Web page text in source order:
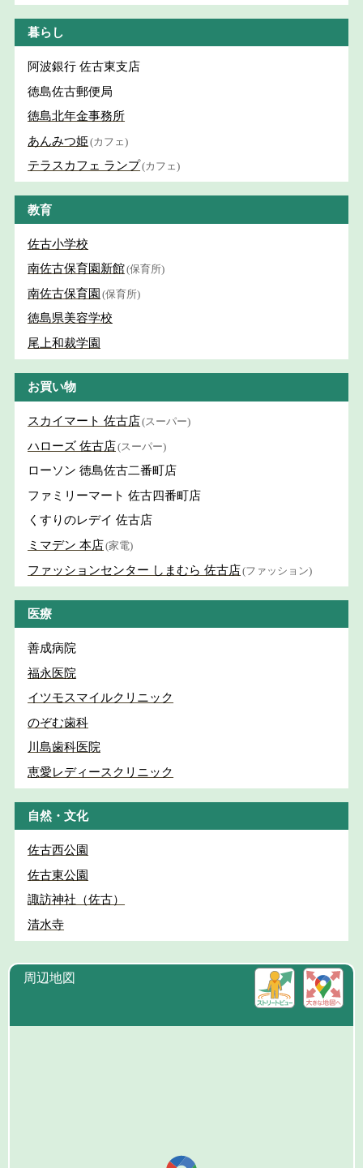
暮らし
阿波銀行 佐古東支店
徳島佐古郵便局
徳島北年金事務所
あんみつ姫 (カフェ)
テラスカフェ ランプ(カフェ)
教育
佐古小学校
南佐古保育園新館(保育所)
南佐古保育園 (保育所)
徳島県美容学校
尾上和裁学園
お買い物
スカイマート 佐古店(スーパー)
ハローズ 佐古店(スーパー)
ローソン 徳島佐古二番町店
ファミリーマート 佐古四番町店
くすりのレデイ 佐古店
ミマデン 本店(家電)
ファッションセンター しまむら 佐古店(ファッション)
医療
善成病院
福永医院
イツモスマイルクリニック
のぞむ歯科
川島歯科医院
恵愛レディースクリニック
自然・文化
佐古西公園
佐古東公園
諏訪神社（佐古）
清水寺
周辺地図